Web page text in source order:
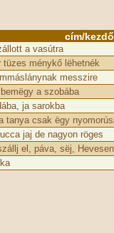
cím/
a vasútra
tüzes ménykő lëhetnék
messzire
a szobába
ja sarokba
tanya csak ëgy
jaj de nagyon röges
el, páva, sëj,